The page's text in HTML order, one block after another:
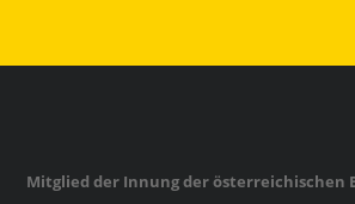
Mitglied der Innung der österreichischen